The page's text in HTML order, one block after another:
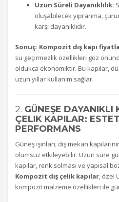
Uzun Süreli Dayanıklılık:
oluşabilecek yıpranma,
karşı dayanıklıdır.
Sonuç: Kompozit dış kapı
su geçirmezlik özellikleri göz
oldukça ekonomiktir. Bu kapılar,
uzun yıllar kullanım sağlar.
2. GÜNEŞE DAYANIKLI
ÇELIK KAPILAR:
PERFORMANS
Güneş ışınları, dış mekan
olumsuz etkileyebilir. Uzun süre
kapılar, renk solması ve yapısal
Kompozit dış çelik kapılar, özel
kompozit malzeme özellikleri ile